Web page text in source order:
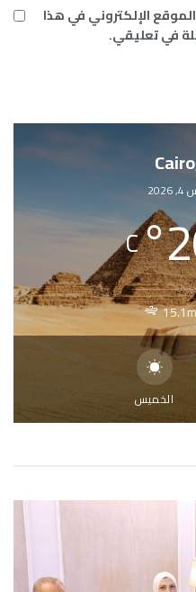
الإلكتروني في هذا
في تعليقي.
°
C
الخميس